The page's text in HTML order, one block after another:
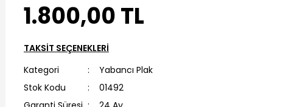
1.800,00 TL
TAKSİT SEÇENEKLERİ
Kategori
Yabancı Plak
Stok Kodu
01492